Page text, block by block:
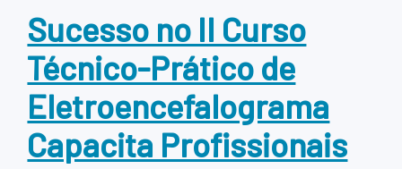
Sucesso no II Curso
Técnico-Prático de
Eletroencefalograma
Capacita Profissionais